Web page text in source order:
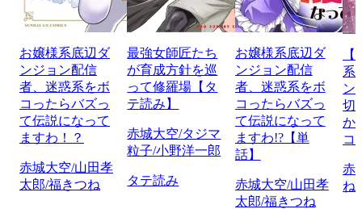
お嬢様系底辺ダ
ンジョン配信
者、迷惑系をボ
コったらバズっ
て伝説になって
ますわ！？
赤城大空/山田孝
太郎/福きつね
最強女師匠たち
が育成方針を巡
って修羅場【タ
テ読み】
赤城大空/タジマ
粒子/小野洋一郎
タテ読み
お嬢様系底辺ダ
ンジョン配信
者、迷惑系をボ
コったらバズっ
て伝説になって
ますわ!?【単
話】
赤城大空/山田孝
太郎/福きつね
系
ン
切
か
コ
赤
ね